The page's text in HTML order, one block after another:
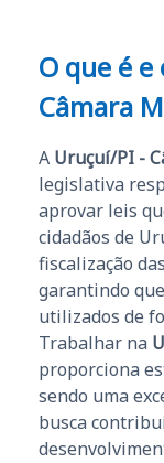
O que é
Câmara
A Uruçuí/PI -
legislativa
aprovar leis
cidadãos de
fiscalização
garantindo
utilizados de
Trabalhar na
proporciona
sendo uma
busca